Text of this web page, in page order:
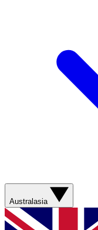
Australasia